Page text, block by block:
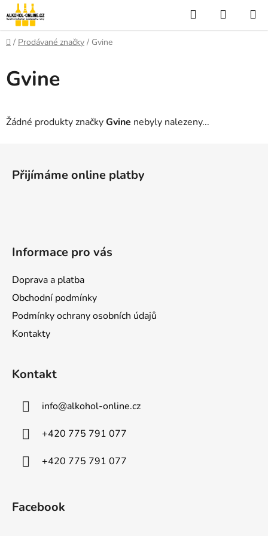
Přejít
na
obsah
Hledat
KOŠÍK
Domů
/ Prodávané značky / Gvine
Gvine
Žádné produkty značkyGvine nebyly nalezeny...
Přijímáme online platby
Informace pro vás
Doprava a platba
Obchodní podmínky
Podmínky ochrany osobních údajů
Kontakty
Kontakt
info@alkohol-online.cz
+420 775 791 077
+420 775 791 077
Facebook